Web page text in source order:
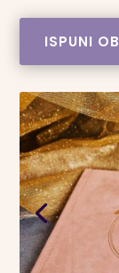
ISPUNI